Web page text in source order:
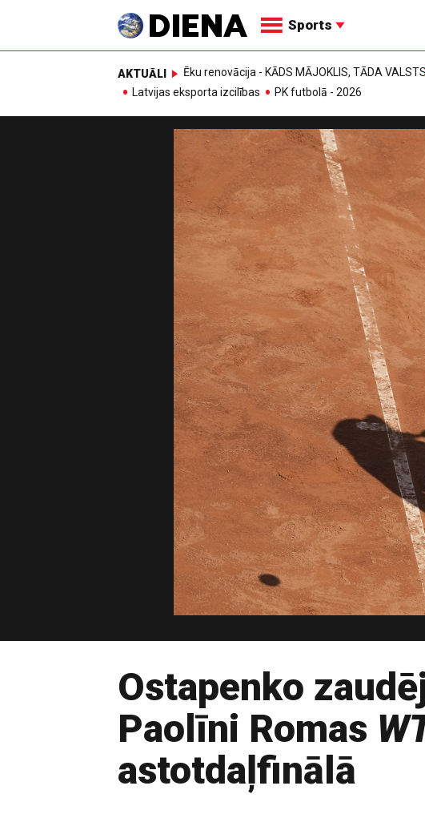
Sports
AKTUĀLI Ēku renovācija - KĀDS MĀJOKLIS, TĀDA VALSTS
Latvijas eksporta izcilības
PK futbolā - 2026
Ostapenko
Paolīni Romas
astotdaļfinālā